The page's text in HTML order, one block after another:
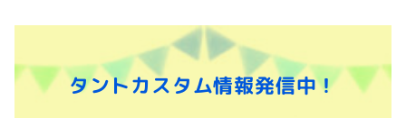
タントカスタム情報発信中！